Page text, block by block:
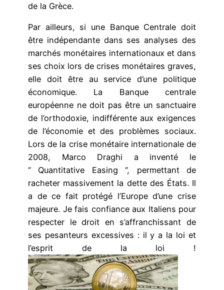
de la Grèce.
Par ailleurs, si une Banque Centrale doit
être indépendante dans ses analyses des
marchés monétaires internationaux et dans
ses choix lors de crises monétaires graves,
elle doit être au service d’une politique
économique. La Banque centrale
européenne ne doit pas être un sanctuaire
de l’orthodoxie, indifférente aux exigences
de l’économie et des problèmes sociaux.
Lors de la crise monétaire internationale de
2008, Marco Draghi a inventé le
‘’ Quantitative Easing ‘’, permettant de
racheter massivement la dette des États. Il
a de ce fait protégé l’Europe d’une crise
majeure. Je fais confiance aux Italiens pour
respecter le droit en s’affranchissant de
ses pesanteurs excessives : il y a la loi et
l’esprit de la loi !